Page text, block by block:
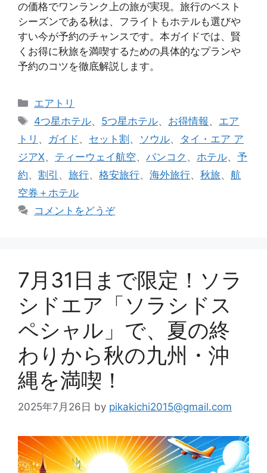
の価格でワンランク上の旅が実現。旅行のベスト
シーズンである秋は、フライトもホテルも選びや
すい今が予約のチャンスです。本ガイドでは、賢
くお得に秋旅を満喫するための具体的なプランや
予約のコツを徹底解説します。
カ
テ
リ
ー
エアトリ
タ
グ
4つ星ホテル、 5つ星ホテル、 お得情報 、 エア
トリ 、 ガイド 、 セット割 、 ソウル、 タイ・エア ア
ジアX、 ティーウェイ航空、 バンコク 、 ホテル、 予
約、 割引 、 旅行、 格安旅行、 海外旅行、 秋旅、 航
空券＋ホテル
コメントをどうぞ
7月31日まで限定！ソラ
シドエア「ソラシドス
ペシャル」で、夏の終
わりから秋の九州・沖
縄を満喫！
2025年7月26日 by pikakichi2015@gmail.com